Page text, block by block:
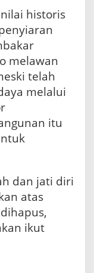
historis
melawan
telah
melalui
itu
dan jati diri
atas
ikut